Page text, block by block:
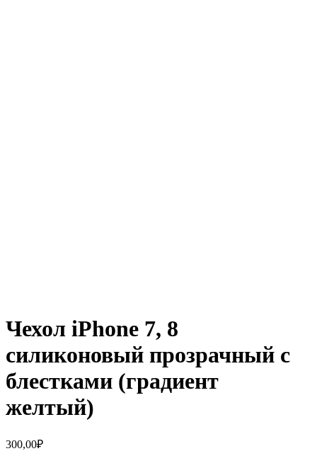
Чехол iPhone 7, 8
силиконовый прозрачный с
блестками (градиент
желтый)
300,00₽